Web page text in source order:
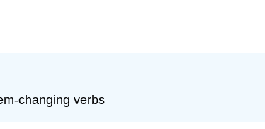
changing verbs